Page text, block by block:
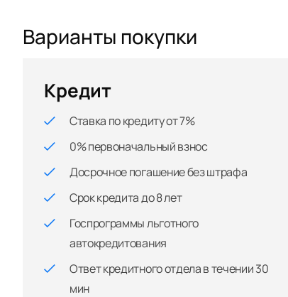
Варианты покупки
Кредит
Ставка по кредиту от 7%
0% первоначальный взнос
Досрочное погашение без штрафа
Срок кредита до 8 лет
Госпрограммы льготного
автокредитования
Ответ кредитного отдела в течении 30
мин